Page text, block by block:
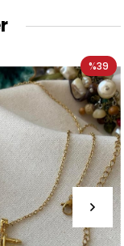
%39
Yeni
Ürün